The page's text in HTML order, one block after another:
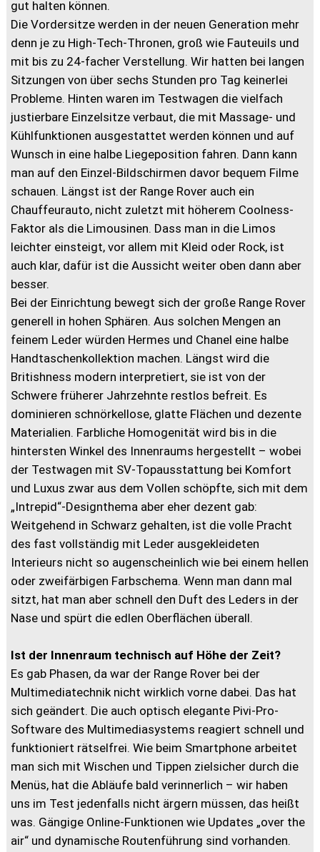
gut halten können.
Die Vordersitze werden in der neuen Generation mehr
denn je zu High-Tech-Thronen, groß wie Fauteuils und
mit bis zu 24-facher Verstellung. Wir hatten bei langen
Sitzungen von über sechs Stunden pro Tag keinerlei
Probleme. Hinten waren im Testwagen die vielfach
justierbare Einzelsitze verbaut, die mit Massage- und
Kühlfunktionen ausgestattet werden können und auf
Wunsch in eine halbe Liegeposition fahren. Dann kann
man auf den Einzel-Bildschirmen davor bequem Filme
schauen. Längst ist der Range Rover auch ein
Chauffeurauto, nicht zuletzt mit höherem Coolness-
Faktor als die Limousinen. Dass man in die Limos
leichter einsteigt, vor allem mit Kleid oder Rock, ist
auch klar, dafür ist die Aussicht weiter oben dann aber
besser.
Bei der Einrichtung bewegt sich der große Range Rover
generell in hohen Sphären. Aus solchen Mengen an
feinem Leder würden Hermes und Chanel eine halbe
Handtaschenkollektion machen. Längst wird die
Britishness modern interpretiert, sie ist von der
Schwere früherer Jahrzehnte restlos befreit. Es
dominieren schnörkellose, glatte Flächen und dezente
Materialien. Farbliche Homogenität wird bis in die
hintersten Winkel des Innenraums hergestellt – wobei
der Testwagen mit SV-Topausstattung bei Komfort
und Luxus zwar aus dem Vollen schöpfte, sich mit dem
„Intrepid“-Designthema aber eher dezent gab:
Weitgehend in Schwarz gehalten, ist die volle Pracht
des fast vollständig mit Leder ausgekleideten
Interieurs nicht so augenscheinlich wie bei einem hellen
oder zweifärbigen Farbschema. Wenn man dann mal
sitzt, hat man aber schnell den Duft des Leders in der
Nase und spürt die edlen Oberflächen überall.
Ist der Innenraum technisch auf Höhe der Zeit?
Es gab Phasen, da war der Range Rover bei der
Multimediatechnik nicht wirklich vorne dabei. Das hat
sich geändert. Die auch optisch elegante Pivi-Pro-
Software des Multimediasystems reagiert schnell und
funktioniert rätselfrei. Wie beim Smartphone arbeitet
man sich mit Wischen und Tippen zielsicher durch die
Menüs, hat die Abläufe bald verinnerlich – wir haben
uns im Test jedenfalls nicht ärgern müssen, das heißt
was. Gängige Online-Funktionen wie Updates „over the
air“ und dynamische Routenführung sind vorhanden.